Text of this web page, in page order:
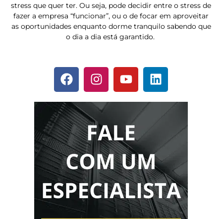
stress que quer ter. Ou seja, pode decidir entre o stress de
fazer a empresa “funcionar”, ou o de focar em aproveitar
as oportunidades enquanto dorme tranquilo sabendo que
o dia a dia está garantido.